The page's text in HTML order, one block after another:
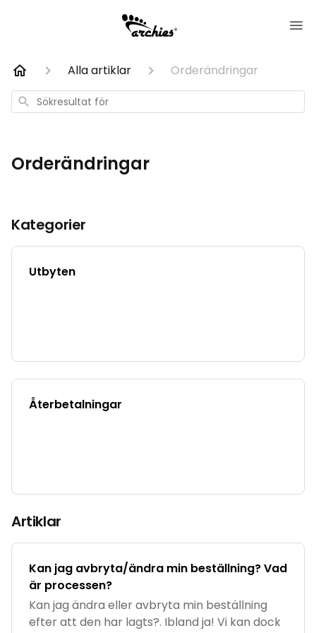
Alla artiklar Orderändringar
Sökresultat
för
Orderändringar
Kategorier
Utbyten
Återbetalningar
Artiklar
Kan jag avbryta/ändra min beställning? Vad
är processen?
Kan jag ändra eller avbryta min beställning
efter att den har lagts?. Ibland ja! Vi kan dock